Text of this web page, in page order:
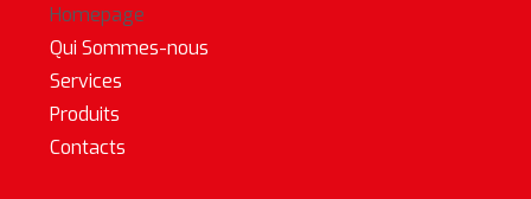
Homepage
Qui Sommes-nous
Services
Produits
Contacts